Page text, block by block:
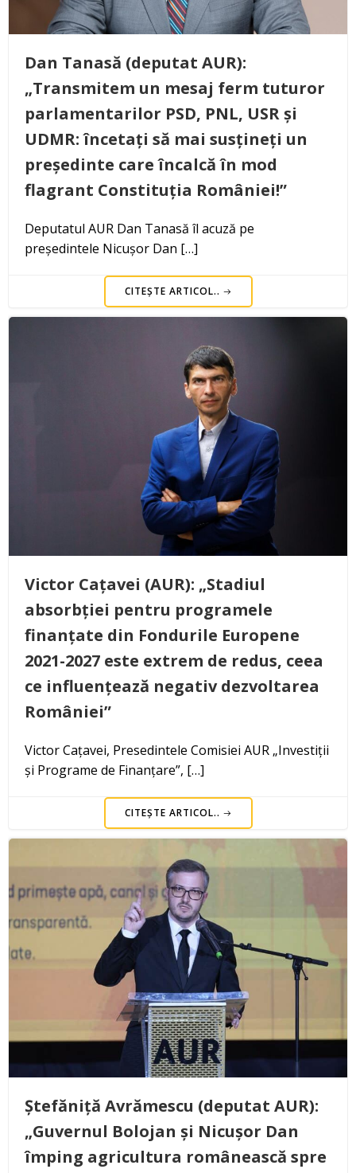
Dan Tanasă (deputat AUR):
„Transmitem un mesaj ferm tuturor
parlamentarilor PSD, PNL, USR și
UDMR: încetați să mai susțineți un
președinte care încalcă în mod
flagrant Constituția României!”
Deputatul AUR Dan Tanasă îl acuză pe
președintele Nicușor Dan […]
CITEȘTE ARTICOL..
Victor Cațavei (AUR): „Stadiul
absorbției pentru programele
finanțate din Fondurile Europene
2021-2027 este extrem de redus, ceea
ce influențează negativ dezvoltarea
României”
Victor Cațavei, Presedintele Comisiei AUR „Investiții
și Programe de Finanțare”, […]
CITEȘTE ARTICOL..
Ștefăniță Avrămescu (deputat AUR):
„Guvernul Bolojan și Nicușor Dan
împing agricultura românească spre